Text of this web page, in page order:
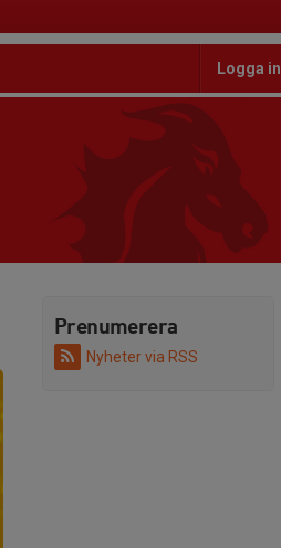
Logga in
Prenumerera
Nyheter via RSS